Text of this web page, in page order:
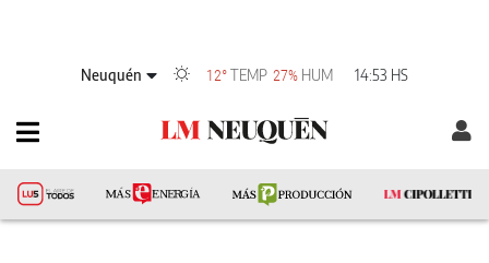
Neuquén 12°TEMP 27% HUM 14:53 HS